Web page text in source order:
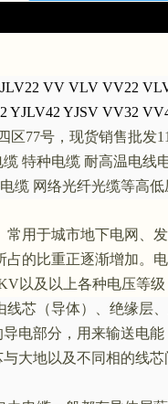
VV VLV VV22
YJLV42 YJSV VV32
区77号，现货销售批发
缆 特种电缆 耐高温电线
缆 网络光纤光缆等高低
常用于城市地下电网、
的比重正逐渐增加。
以及以上各种电压等
芯（导体）、绝缘层
电部分，用来输送电能
大地以及不同相的线